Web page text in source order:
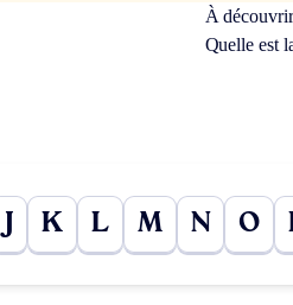
À découvrir
Quelle est
J K L M N O